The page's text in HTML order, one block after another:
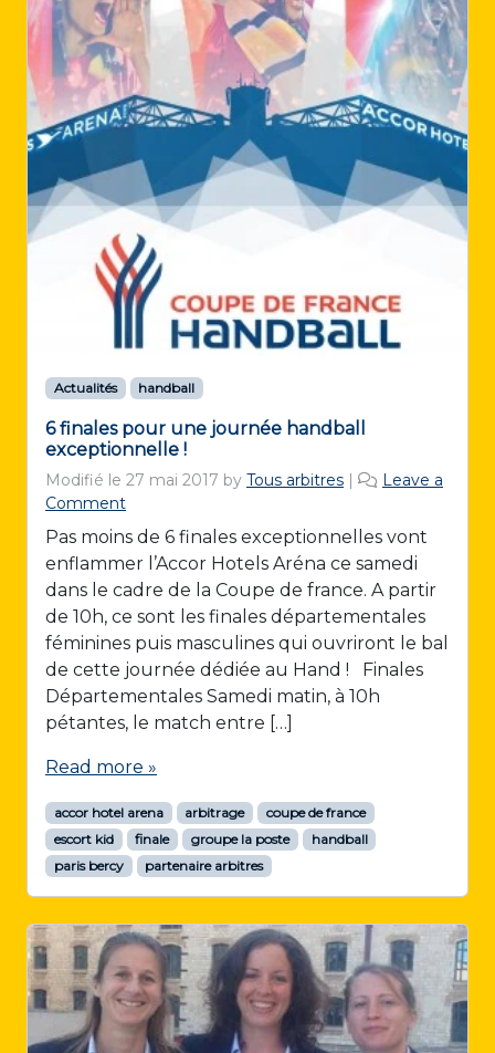
Actualités handball
6 finales pour une journée handball
exceptionnelle !
Modifié le 27 mai 2017 by Tous arbitres |
Leave a
Comment
Pas moins de 6 finales exceptionnelles vont
enflammer l’Accor Hotels Aréna ce samedi
dans le cadre de la Coupe de france. A partir
de 10h, ce sont les finales départementales
féminines puis masculines qui ouvriront le bal
de cette journée dédiée au Hand ! Finales
Départementales Samedi matin, à 10h
pétantes, le match entre […]
Read more »
accor hotel arena arbitrage
coupe de france
escort kid
finale groupe la poste
handball
paris bercy
partenaire arbitres